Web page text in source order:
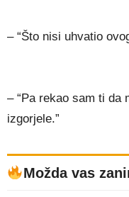
– “Što nisi uhvatio
– “Pa rekao sam ti da
izgorjele.”
Možda vas